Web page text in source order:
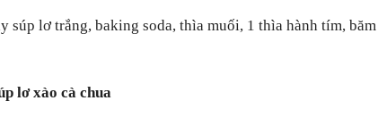
súp lơ trắng, baking soda, thìa muối, 1 thìa hành tím, băm
lơ xào cà chua